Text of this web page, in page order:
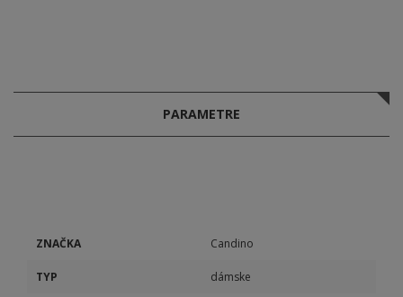
PARAMETRE
ZNAČKA Candino
TYP dámske